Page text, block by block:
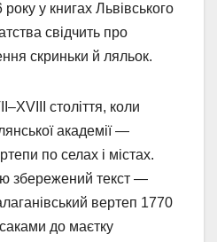
у книгах Львівського
свідчить про
скриньки й ляльок.
століття, коли
академії —
по селах і містах.
збережений текст —
вертеп 1770
до маєтку